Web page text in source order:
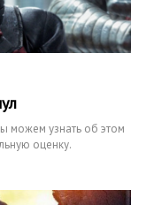
можем узнать об этом
оценку.